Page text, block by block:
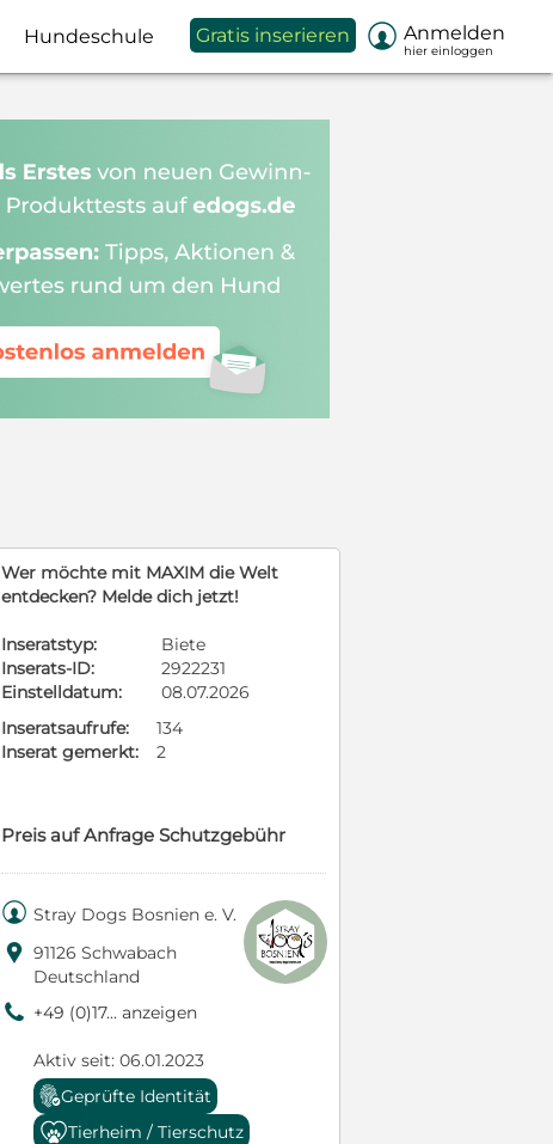
Hundeschule Gratis inserieren  Anmelden
hier einloggen
Wer möchte mit MAXIM die Welt
entdecken? Melde dich jetzt!
Inseratstyp:
Biete
Inserats-ID:
2922231
Einstelldatum:
08.07.2026
Inseratsaufrufe:
134
Inserat gemerkt:
2
Preis auf Anfrage Schutzgebühr
 Stray Dogs Bosnien e. V.
 91126 Schwabach
Deutschland
9 +49 (0)17... anzeigen
Aktiv seit: 06.01.2023
Geprüfte Identität
Tierheim / Tierschutz